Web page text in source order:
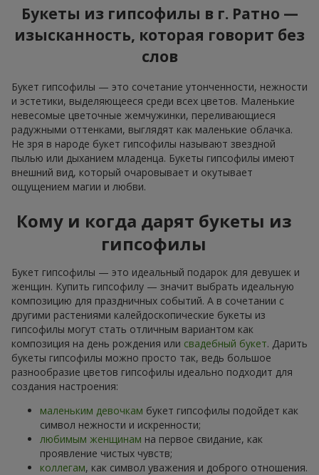
Букеты из гипсофилы в г. Ратно —
изысканность, которая говорит без
слов
Букет гипсофилы — это сочетание утонченности, нежности
и эстетики, выделяющееся среди всех цветов. Маленькие
невесомые цветочные жемчужинки, переливающиеся
радужными оттенками, выглядят как маленькие облачка.
Не зря в народе букет гипсофилы называют звездной
пылью или дыханием младенца. Букеты гипсофилы имеют
внешний вид, который очаровывает и окутывает
ощущением магии и любви.
Кому и когда дарят букеты из
гипсофилы
Букет гипсофилы — это идеальный подарок для девушек и
женщин. Купить гипсофилу — значит выбрать идеальную
композицию для праздничных событий. А в сочетании с
другими растениями калейдоскопические букеты из
гипсофилы могут стать отличным вариантом как
композиция на день рождения или свадебный букет. Дарить
букеты гипсофилы можно просто так, ведь большое
разнообразие цветов гипсофилы идеально подходит для
создания настроения:
маленьким девочкам букет гипсофилы подойдет как
символ нежности и искренности;
любимым женщинам на первое свидание, как
проявление чистых чувств;
коллегам, как символ уважения и доброго отношения.